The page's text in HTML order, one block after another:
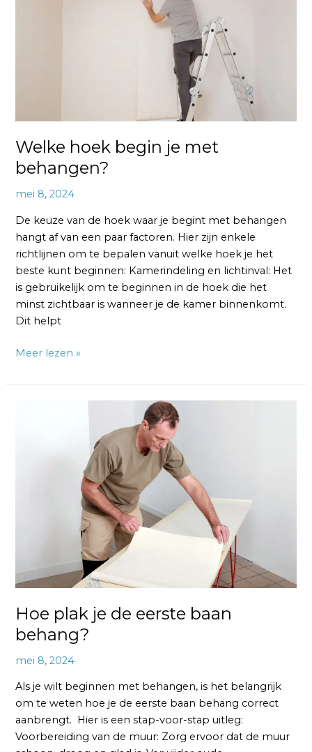
Welke hoek begin je met
behangen?
mei 8, 2024
De keuze van de hoek waar je begint met behangen
hangt af van een paar factoren. Hier zijn enkele
richtlijnen om te bepalen vanuit welke hoek je het
beste kunt beginnen: Kamerindeling en lichtinval: Het
is gebruikelijk om te beginnen in de hoek die het
minst zichtbaar is wanneer je de kamer binnenkomt.
Dit helpt
Meer lezen »
Hoe plak je de eerste baan
behang?
mei 8, 2024
Als je wilt beginnen met behangen, is het belangrijk
om te weten hoe je de eerste baan behang correct
aanbrengt. Hier is een stap-voor-stap uitleg:
Voorbereiding van de muur: Zorg ervoor dat de muur